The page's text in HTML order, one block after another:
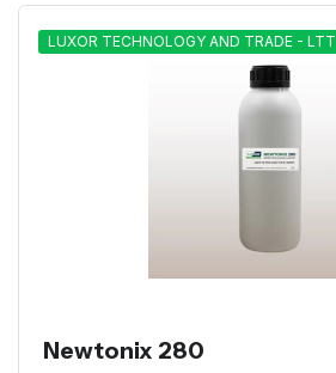
LUXOR TECHNOLOGY AND TRADE - LTT
Newtonix 280